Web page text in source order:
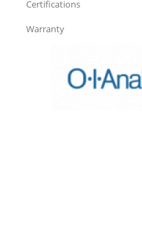
Certifications
Warranty